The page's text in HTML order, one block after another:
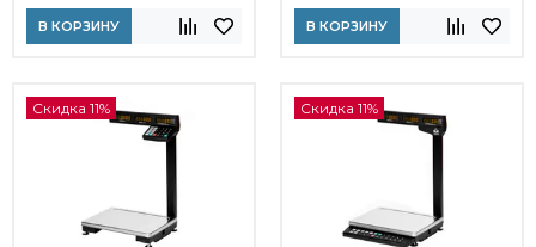
В КОРЗИНУ В КОРЗИНУ
Скидка 11% Скидка 11%